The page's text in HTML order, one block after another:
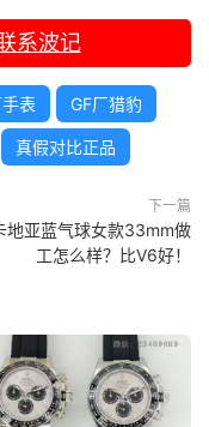
系波记
表 GF厂猎豹
真假对比正品
下一篇
地亚蓝气球女款33mm做
工怎么样？比V6好！